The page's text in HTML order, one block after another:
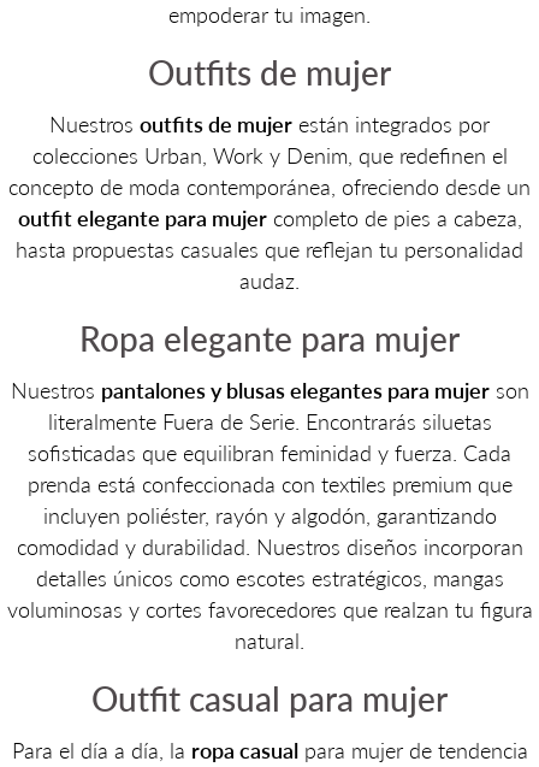
empoderar tu imagen.
Outfits de mujer
Nuestros outfits de mujer están integrados por
colecciones Urban, Work y Denim, que redefinen el
concepto de moda contemporánea, ofreciendo desde un
outfit elegante para mujercompleto de pies a cabeza,
hasta propuestas casuales que reflejan tu personalidad
audaz.
Ropa elegante para mujer
Nuestros pantalones y blusas elegantes para mujerson
literalmente Fuera de Serie. Encontrarás siluetas
sofisticadas que equilibran feminidad y fuerza. Cada
prenda está confeccionada con textiles premium que
incluyen poliéster, rayón y algodón, garantizando
comodidad y durabilidad. Nuestros diseños incorporan
detalles únicos como escotes estratégicos, mangas
voluminosas y cortes favorecedores que realzan tu figura
natural.
Outfit casual para mujer
Para el día a día, la ropa casualpara mujer de tendencia